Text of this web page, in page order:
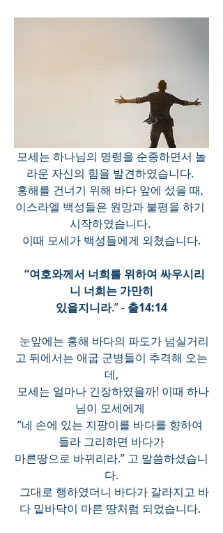
모세는 하나님의 명령을 순종하면서 놀
라운 자신의 힘을 발견하였습니다.
홍해를 건너기 위해 바다 앞에 섰을 때,
이스라엘 백성들은 원망과 불평을 하기
시작하였습니다.
이때 모세가 백성들에게 외쳤습니다.
“여호와께서 너희를 위하여 싸우시리
니 너희는 가만히
있을지니라.” - 출14:14
눈앞에는 홍해 바다의 파도가 넘실거리
고 뒤에서는 애굽 군병들이 추격해 오는
데,
님이 모세에게
“네 손에 있는 지팡이를 바다를 향하여
들라 그리하면 바다가
마른땅으로 바뀌리라.” 고 말씀하셨습니
다.
그대로 행하였더니 바다가 갈라지고 바
다 밑바닥이 마른 땅처럼 되었습니다.